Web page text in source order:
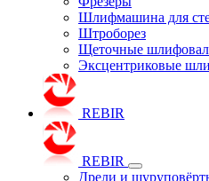
Шлифмашина для
Штроборез
Щеточные
Эксцентриковые
REBIR
REBIR
Дрели и